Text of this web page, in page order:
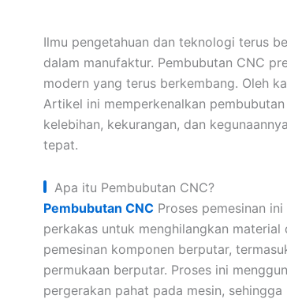
Ilmu pengetahuan dan teknologi terus
dalam manufaktur. Pembubutan CNC
modern yang terus berkembang. Oleh
Artikel ini memperkenalkan
kelebihan, kekurangan, dan
tepat.
Apa itu Pembubutan CNC?
Pembubutan CNCProses pemesinan
perkakas untuk menghilangkan
pemesinan komponen berputar,
permukaan berputar. Proses ini
pergerakan pahat pada mesin,